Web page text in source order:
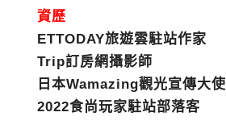
資歷
ETTODAY旅遊雲駐站作家
Trip訂房網攝影師
日本Wamazing觀光宣傳大使
2022食尚玩家駐站部落客